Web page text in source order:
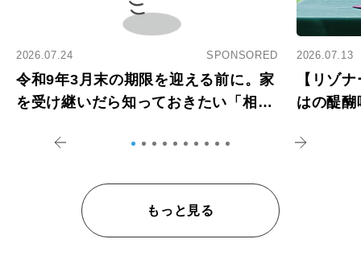
2026.07.24 SPONSORED
令和9年3月末の期限を迎える前に。家
を受け継いだら知っておきたい「相続
2026.07.13
【リゾ
はの醍
もっと見る